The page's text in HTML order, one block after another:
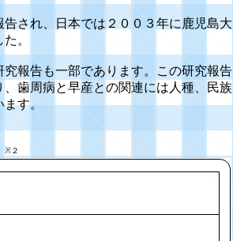
され、日本では２００３年に 鹿児島大
。
報告も一部であります。この研究報告
歯周病と早産との関連には人種、民族
す。
※２